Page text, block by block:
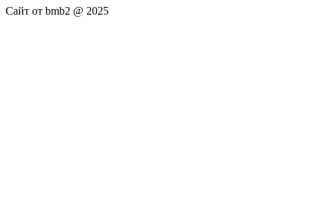
Сайт от bmb2 @ 2025